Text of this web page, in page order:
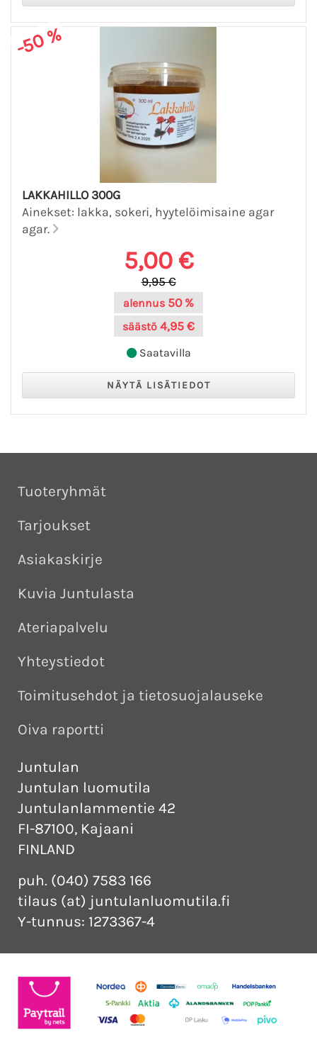
-50 %
LAKKAHILLO 300G
Ainekset: lakka, sokeri, hyytelöimisaine agar
agar.
5,00 €
9,95 €
alennus 50 %
säästö 4,95 €
Saatavilla
Tuoteryhmät
Tarjoukset
Asiakaskirje
Kuvia Juntulasta
Ateriapalvelu
Yhteystiedot
Toimitusehdot ja tietosuojalauseke
Oiva raportti
Juntulan
Juntulan luomutila
Juntulanlammentie 42
FI-87100, Kajaani
FINLAND
puh. (040) 7583 166
tilaus (at) juntulanluomutila.fi
Y-tunnus: 1273367-4